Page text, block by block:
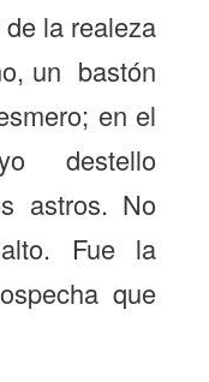
la realeza
un bastón
en el
destello
astros. No
Fue la
que